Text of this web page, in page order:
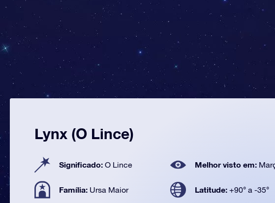
Lynx (O Lince)
Significado: O Lince Melhor visto em:
Família: Ursa Maior Latitude: +90° a -35°